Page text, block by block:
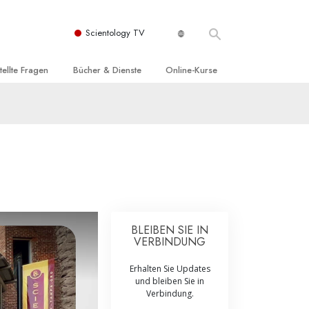
Scientology TV
für
Fragen Bücher & Dienste
Dienste
Online-Kurse
Beistände bei Krankheiten und
Verletzungen
Integrität und Ehrlichkeit
Ehe
BLEIBEN SIE IN
VERBINDUNG
Erhalten Sie Updates
und bleiben Sie in
Verbindung.